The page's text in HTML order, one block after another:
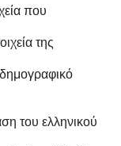
που
της
του ελληνικού